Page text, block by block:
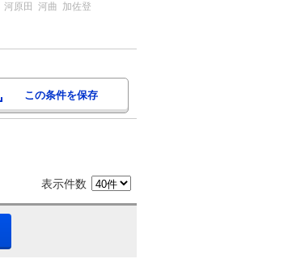
河原田 河曲 加佐登
この条件を保存
表示件数